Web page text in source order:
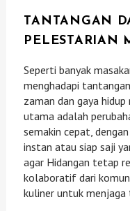
TANTANGAN
PELESTARIAN
Seperti banyak
menghadapi
zaman dan gaya
utama adalah
semakin cepat,
instan atau siap saji
agar Hidangan tetap
kolaboratif dari
kuliner untuk